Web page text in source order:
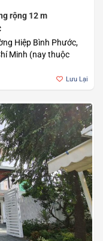
rộng 12 m
Hiệp Bình Phước,
Minh (nay thuộc
Lưu Lại